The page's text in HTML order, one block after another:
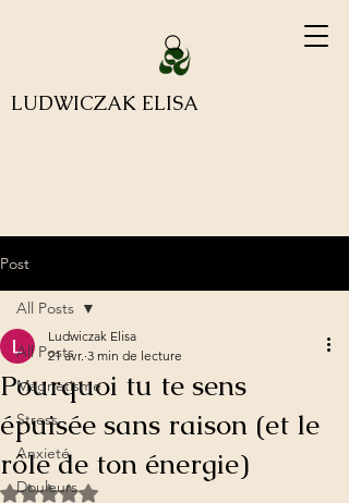
LUDWICZAK ELISA
Post
All Posts
Magnetisme
Stress
Anxieté
Douleurs
All Posts
Pourquoi tu te sens
épuisée sans raison (et le
rôle de ton énergie)
Ludwiczak Elisa
21 avr. 3 min de lecture
Noté NaN étoiles sur 5.